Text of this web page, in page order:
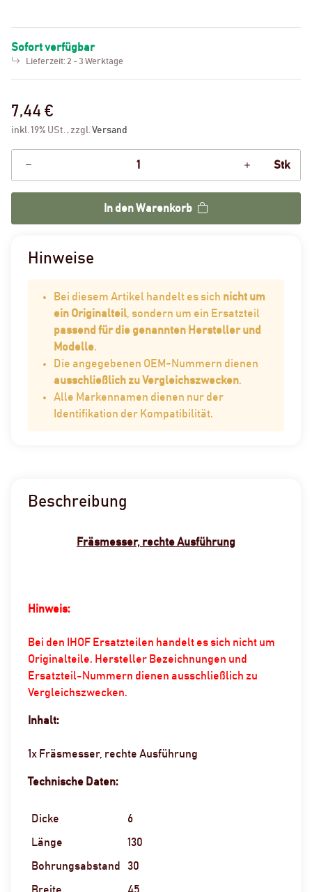
Sofort verfügbar
Lieferzeit: 2 - 3 Werktage
7,44 €
inkl. 19% USt. , zzgl. Versand
Stk
In den Warenkorb
Hinweise
Bei diesem Artikel handelt es sich nicht um
ein Originalteil , sondern um ein Ersatzteil
passend für die genannten Hersteller und
Modelle.
Die angegebenen OEM-Nummern dienen
ausschließlich zu Vergleichszwecken.
Alle Markennamen dienen nur der
Identifikation der Kompatibilität.
Beschreibung
Fräsmesser, rechte Ausführung
Hinweis:
Bei den IHOF Ersatzteilen handelt es sich nicht um
Originalteile. Hersteller Bezeichnungen und
Ersatzteil-Nummern dienen ausschließlich zu
Vergleichszwecken.
Inhalt:
1x Fräsmesser, rechte Ausführung
Technische Daten:
Dicke 6
Länge 130
Bohrungsabstand 30
Breite 45